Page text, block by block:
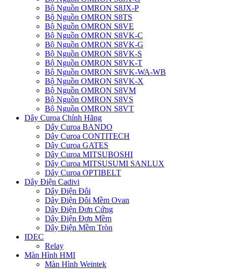
Bộ Nguồn OMRON S8JX-P
Bộ Nguồn OMRON S8TS
Bộ Nguồn OMRON S8VE
Bộ Nguồn OMRON S8VK-C
Bộ Nguồn OMRON S8VK-G
Bộ Nguồn OMRON S8VK-S
Bộ Nguồn OMRON S8VK-T
Bộ Nguồn OMRON S8VK-WA-WB
Bộ Nguồn OMRON S8VK-X
Bộ Nguồn OMRON S8VM
Bộ Nguồn OMRON S8VS
Bộ Nguồn OMRON S8VT
Dây Curoa Chính Hãng
Dây Curoa BANDO
Dây Curoa CONTITECH
Dây Curoa GATES
Dây Curoa MITSUBOSHI
Dây Curoa MITSUSUMI SANLUX
Dây Curoa OPTIBELT
Dây Điện Cadivi
Dây Điện Đôi
Dây Điện Đôi Mềm Ovan
Dây Điện Đơn Cứng
Dây Điện Đơn Mềm
Dây Điện Mềm Tròn
IDEC
Relay
Màn Hình HMI
Màn Hình Weintek